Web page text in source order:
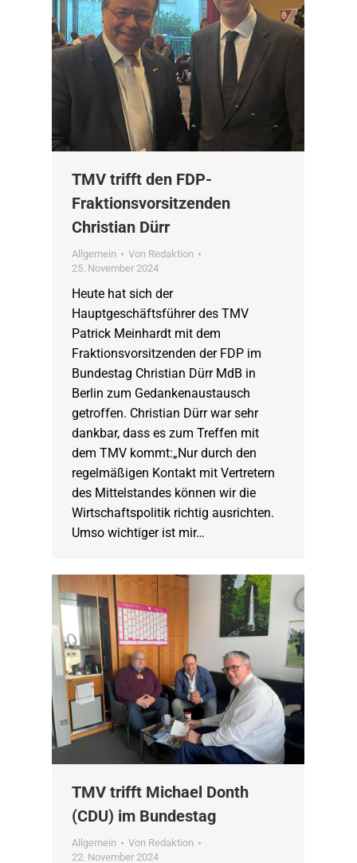
TMV trifft den FDP-
Fraktionsvorsitzenden
Christian Dürr
Allgemein Von Redaktion
25. November 2024
Heute hat sich der
Hauptgeschäftsführer des TMV
Patrick Meinhardt mit dem
Fraktionsvorsitzenden der FDP im
Bundestag Christian Dürr MdB in
Berlin zum Gedankenaustausch
getroffen. Christian Dürr war sehr
dankbar, dass es zum Treffen mit
dem TMV kommt:„Nur durch den
regelmäßigen Kontakt mit Vertretern
des Mittelstandes können wir die
Wirtschaftspolitik richtig ausrichten.
Umso wichtiger ist mir…
TMV trifft Michael Donth
(CDU) im Bundestag
Allgemein Von Redaktion
22. November 2024